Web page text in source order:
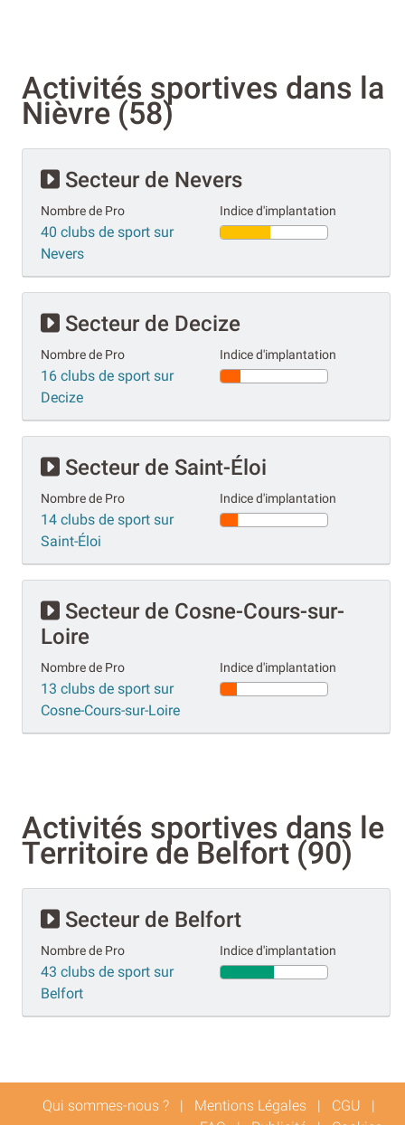
Activités sportives dans la
Nièvre (58)
Secteur de Nevers
Nombre de Pro
40 clubs de sport sur
Nevers
Indice d'implantation
Secteur de Decize
Nombre de Pro
16 clubs de sport sur
Decize
Indice d'implantation
Secteur de Saint-Éloi
Nombre de Pro
14 clubs de sport sur
Saint-Éloi
Indice d'implantation
Secteur de Cosne-Cours-sur-
Loire
Nombre de Pro
13 clubs de sport sur
Cosne-Cours-sur-Loire
Indice d'implantation
Activités sportives dans le
Territoire de Belfort (90)
Secteur de Belfort
Nombre de Pro
43 clubs de sport sur
Belfort
Indice d'implantation
Qui sommes-nous ? | Mentions Légales | CGU |